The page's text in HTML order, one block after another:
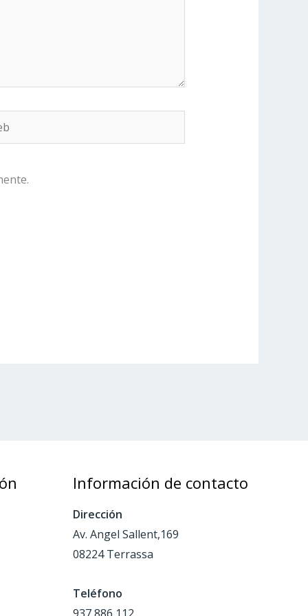
Información de contacto
Dirección
Av. Angel Sallent,169
08224 Terrassa
Teléfono